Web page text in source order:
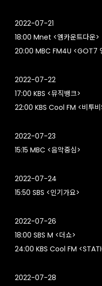
2022-07-21
18:00 Mnet <엠카운트다운>
20:00 MBC FM4U <GOT7
2022-07-22
17:00 KBS <뮤직뱅크>
22:00 KBS Cool FM <비투
2022-07-23
15:15 MBC <음악중심>
2022-07-24
15:50 SBS <인기가요>
2022-07-26
18:00 SBS M <더쇼>
24:00 KBS Cool FM
2022-07-28